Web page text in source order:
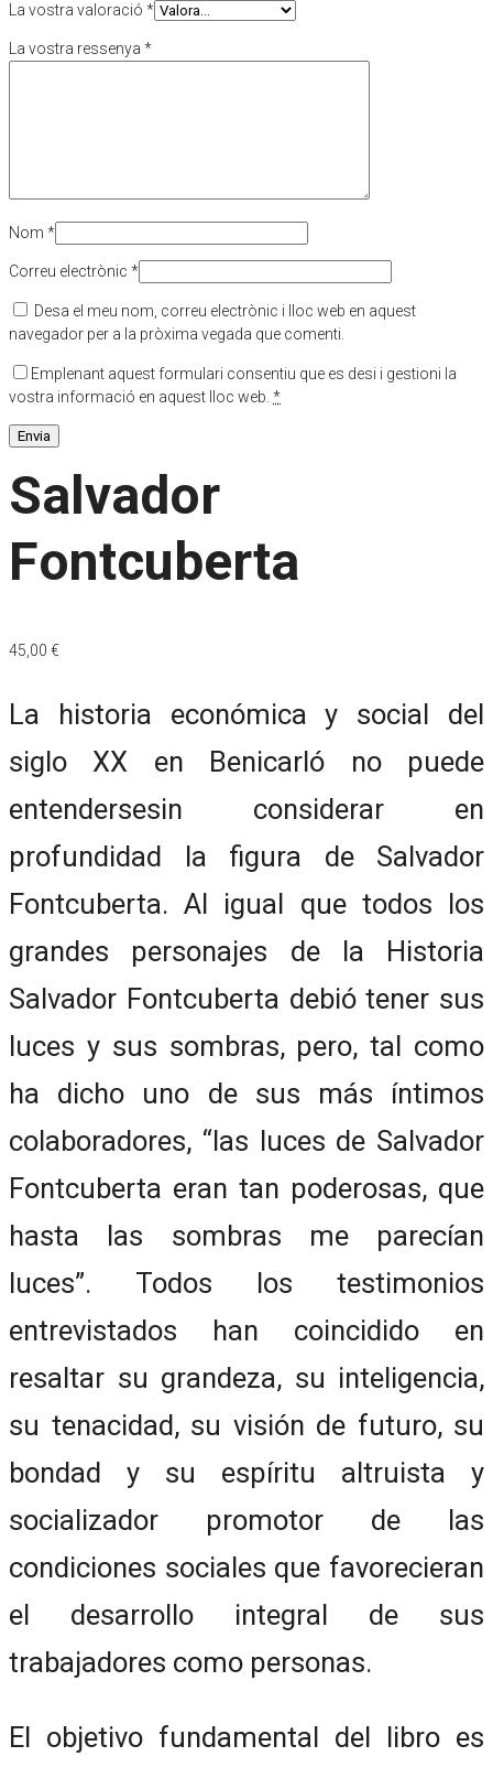
La vostra valoració *
La vostra ressenya *
Nom *
Correu electrònic *
Desa el meu nom, correu electrònic i lloc web en aquest
navegador per a la pròxima vegada que comenti.
Emplenant aquest formulari consentiu que es desi i gestioni la
vostra informació en aquest lloc web. *
Salvador
Fontcuberta
45,00 €
La historia económica y social del
siglo XX en Benicarló no puede
entendersesin considerar en
profundidad la figura de Salvador
Fontcuberta. Al igual que todos los
grandes personajes de la Historia
Salvador Fontcuberta debió tener sus
luces y sus sombras, pero, tal como
ha dicho uno de sus más íntimos
colaboradores, “las luces de Salvador
Fontcuberta eran tan poderosas, que
hasta las sombras me parecían
luces”. Todos los testimonios
entrevistados han coincidido en
resaltar su grandeza, su inteligencia,
su tenacidad, su visión de futuro, su
bondad y su espíritu altruista y
socializador promotor de las
condiciones sociales que favorecieran
el desarrollo integral de sus
trabajadores como personas.
El objetivo fundamental del libro es